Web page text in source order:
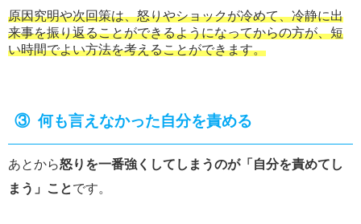
原因究明や次回策は、怒りやショックが冷めて、冷静に出
来事を振り返ることができるようになってからの方が、短
い時間でよい方法を考えることができます。
③ 何も言えなかった自分を責める
あとから怒りを一番強くしてしまうのが「自分を責めてし
まう」ことです。